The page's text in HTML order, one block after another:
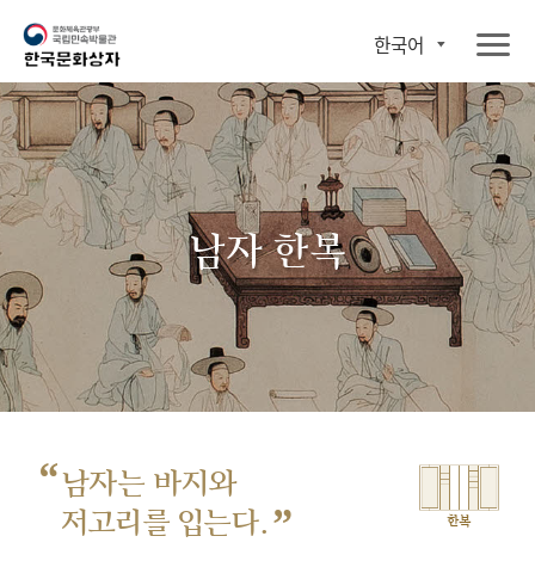
한국어
남자 한복
“남자는 바지와
저고리를 입는다. ” 한복